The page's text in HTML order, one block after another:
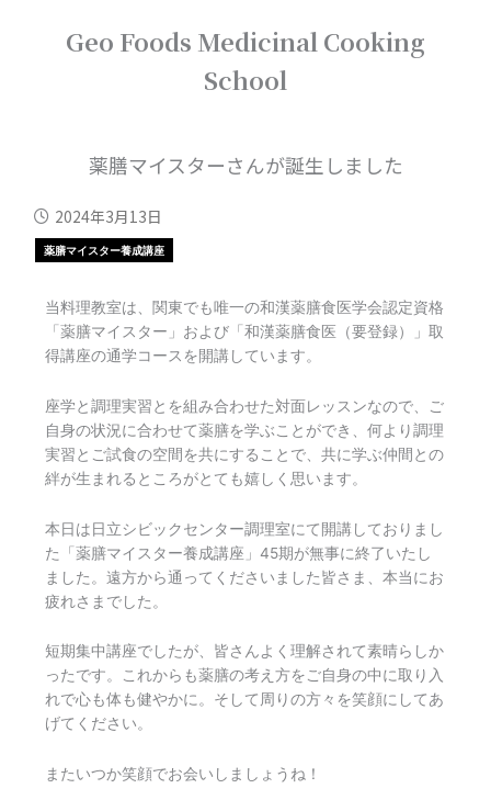
Geo Foods Medicinal Cooking
School
薬膳マイスターさんが誕生しました
2024年3月13日
薬膳マイスター養成講座
当料理教室は、関東でも唯一の和漢薬膳食医学会認定資格
「薬膳マイスター」および「和漢薬膳食医（要登録）」取
得講座の通学コースを開講しています。
座学と調理実習とを組み合わせた対面レッスンなので、ご
自身の状況に合わせて薬膳を学ぶことができ、何より調理
実習とご試食の空間を共にすることで、共に学ぶ仲間との
絆が生まれるところがとても嬉しく思います。
本日は日立シビックセンター調理室にて開講しておりまし
た「薬膳マイスター養成講座」45期が無事に終了いたし
ました。遠方から通ってくださいました皆さま、本当にお
疲れさまでした。
短期集中講座でしたが、皆さんよく理解されて素晴らしか
ったです。これからも薬膳の考え方をご自身の中に取り入
れで心も体も健やかに。そして周りの方々を笑顔にしてあ
げてください。
またいつか笑顔でお会いしましょうね！